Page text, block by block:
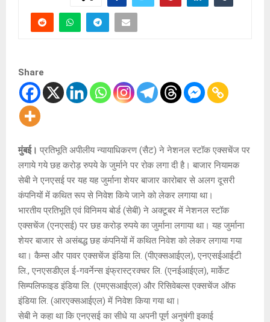
Share
मुंबई। प्रतिभूति अपीलीय न्यायाधिकरण (सैट) ने नेशनल स्टॉक एक्सचेंज पर
लगाये गये छह करोड़ रुपये के जुर्माने पर रोक लगा दी है। बाजार नियामक
सेबी ने एनएसई पर यह यह जुर्माना शेयर बाजार कारोबार से अलग दूसरी
कंपनियों में कथित रूप से निवेश किये जाने को लेकर लगाया था।
भारतीय प्रतिभूति एवं विनिमय बोर्ड (सेबी) ने अक्टूबर में नेशनल स्टॉक
एक्सचेंज (एनएसई) पर छह करोड़ रुपये का जुर्माना लगाया था। यह जुर्माना
शेयर बाजार से असंबद्ध छह कंपनियों में कथित निवेश को लेकर लगाया गया
था। कैम्स और पावर एक्सचेंज इंडिया लि. (पीएक्सआईएल), एनएसईआईटी
लि., एनएसडीएल ई-गवर्नेन्स इंफ्रास्ट्रक्चर लि. (एनईआईएल), मार्केट
सिम्पलिफाइड इंडिया लि. (एमएसआईएल) और रिसिवेबल्स एक्सचेंज ऑफ
इंडिया लि. (आरएक्सआईएल) में निवेश किया गया था।
सेबी ने कहा था कि एनएसई का सीधे या अपनी पूर्ण अनुषंगी इकाई